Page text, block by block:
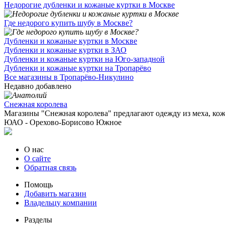
Недорогие дубленки и кожаные куртки в Москве
Где недорого купить шубу в Москве?
Дубленки и кожаные куртки в Москве
Дубленки и кожаные куртки в ЗАО
Дубленки и кожаные куртки на Юго-западной
Дубленки и кожаные куртки на Тропарёво
Все магазины в Тропарёво-Никулино
Недавно добавлено
Снежная королева
Магазины "Снежная королева" предлагают одежду из меха,
ЮАО - Орехово-Борисово Южное
О нас
О сайте
Обратная связь
Помощь
Добавить магазин
Владельцу компании
Разделы